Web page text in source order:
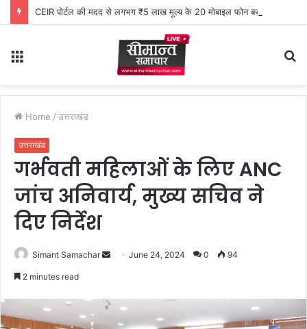
CEIR पोर्टल की मदद से लगभग ₹5 लाख मूल्य के 20 मोबाइल फोन बरामद
Home / उत्तराखंड
उत्तराखंड
गर्भवती महिलाओं के लिए ANC
जांच अनिवार्य, मुख्य सचिव ने
दिए निर्देश
Simant Samachar
d
June 24, 2024 0 94
2 minutes read